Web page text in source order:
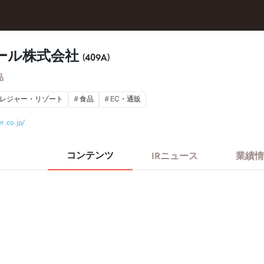
ル株式会社 (409A)
レジャー・リゾート 食品 EC・通販
コンテンツ IRニュース 業績